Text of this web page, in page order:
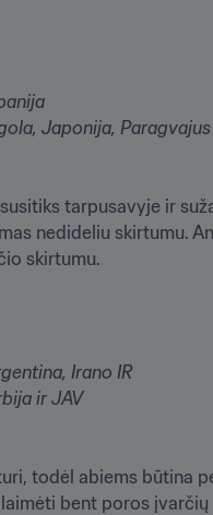
Japonija, Paragvajus
tarpusavyje ir
nedideliu skirtumu.
skirtumu.
Irano IR
ir JAV
todėl abiems būtina
bent poros įvarčių